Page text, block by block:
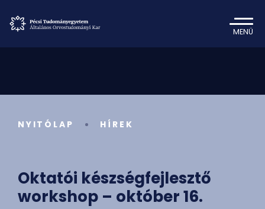
MENÜ
NYITÓLAP HÍREK
Oktatói készségfejlesztő
workshop – október 16.